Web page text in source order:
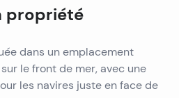
propriété
dans un emplacement
le front de mer, avec une
les navires juste en face de